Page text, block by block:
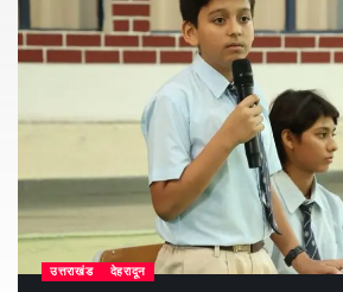
उत्तराखंड देहरादून